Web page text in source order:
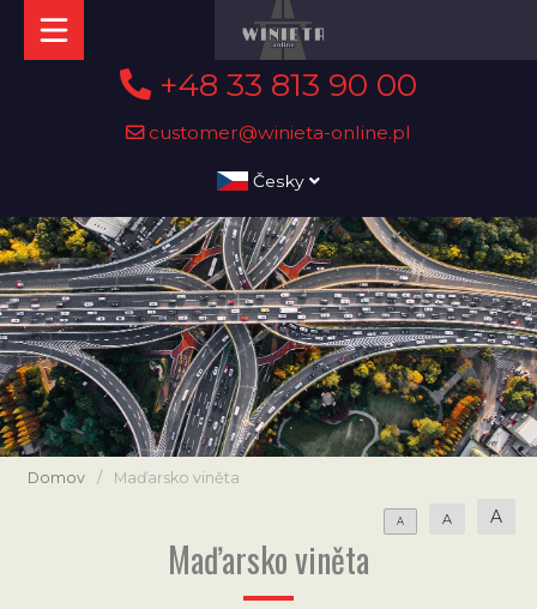
+48 33 813 90 00
customer@winieta-online.pl
Česky
Domov / Maďarsko viněta
A A A
Maďarsko viněta